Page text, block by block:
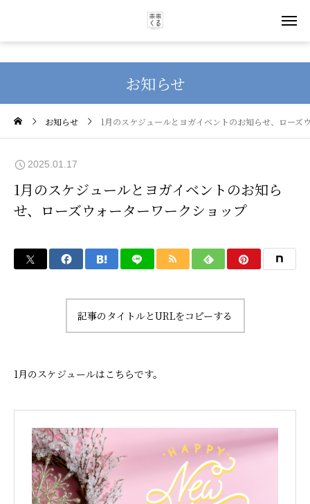
お知らせ
お知らせ 1月のスケジュールとヨガイベントのお知らせ、ローズ
2025.01.17
1月のスケジュールとヨガイベントのお知ら
せ、ローズウォーターワークショップ
記事のタイトルとURLをコピーする
1月のスケジュールはこちらです。